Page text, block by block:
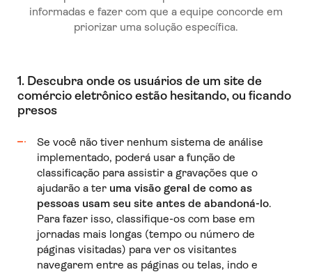
informadas e fazer com que a equipe concorde em
priorizar uma solução específica.
1. Descubra onde os usuários de um site de
comércio eletrônico estão hesitando, ou ficando
presos
Se você não tiver nenhum sistema de análise
implementado, poderá usar a função de
classificação para assistir a gravações que o
ajudarão a ter uma visão geral de como as
pessoas usam seu site antes de abandoná-lo.
Para fazer isso, classifique-os com base em
jornadas mais longas (tempo ou número de
páginas visitadas) para ver os visitantes
navegarem entre as páginas ou telas, indo e